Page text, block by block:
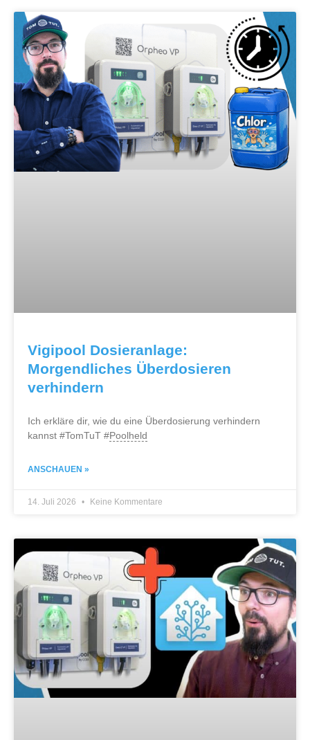
Vigipool Dosieranlage:
Morgendliches Überdosieren
verhindern
Ich erkläre dir, wie du eine Überdosierung verhindern
kannst #TomTuT #Poolheld
ANSCHAUEN »
14. Juli 2026 Keine Kommentare